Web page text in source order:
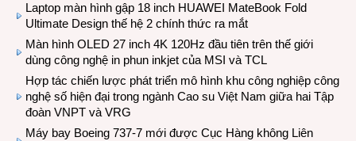
Laptop màn hình gập 18 inch HUAWEI MateBook Fold
Ultimate Design thế hệ 2 chính thức ra mắt
Màn hình OLED 27 inch 4K 120Hz đầu tiên trên thế giới
dùng công nghệ in phun inkjet của MSI và TCL
Hợp tác chiến lược phát triển mô hình khu công nghiệp công
nghệ số hiện đại trong ngành Cao su Việt Nam giữa hai Tập
đoàn VNPT và VRG
Máy bay Boeing 737-7 mới được Cục Hàng không Liên